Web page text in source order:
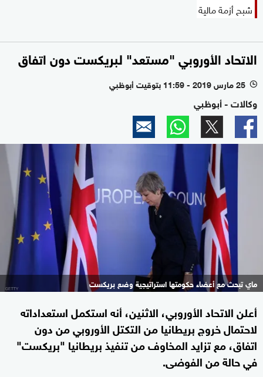
شبح أزمة مالية
الاتحاد الأوروبي "مستعد" لبريكست دون اتفاق
l 25 مارس 2019 - 11:59 بتوقيت أبوظبي
وكالات - أبوظبي
ماي تبحث مع أعضاء حكومتها استراتيجية وضع بريكست
أعلن الاتحاد الأوروبي، الاثنين، أنه استكمل استعداداته
لاحتمال خروج بريطانيا من التكتل الأوروبي من دون
اتفاق، مع تزايد المخاوف من تنفيذ بريطانيا "بريكست"
في حالة من الفوضى.